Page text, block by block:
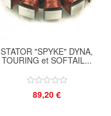
STATOR "SPYKE" DYNA,
TOURING et SOFTAIL...
89,20 €